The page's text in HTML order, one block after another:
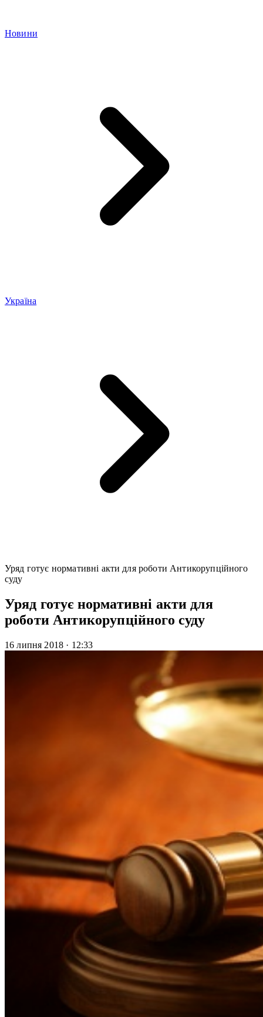
Новини
Україна
Уряд готує нормативні акти для роботи Антикорупційного
суду
Уряд готує нормативні акти для
роботи Антикорупційного суду
16 липня 2018 · 12:33